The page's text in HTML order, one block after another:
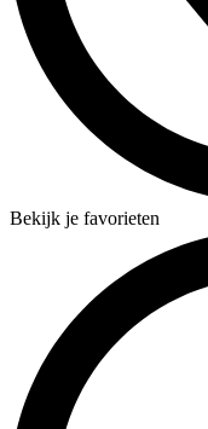
Bekijk je favorieten